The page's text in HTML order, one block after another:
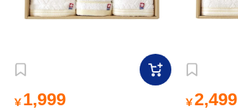
￥ 1,999 ￥2,499